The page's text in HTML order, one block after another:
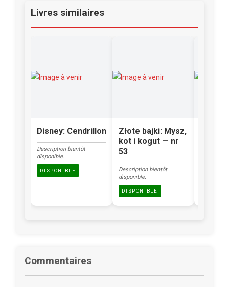
Livres similaires
Disney: Cendrillon
Description bientôt
disponible.
DISPONIBLE
Złote bajki: Mysz,
kot i kogut — nr
53
Description bientôt
disponible.
DISPONIBLE
Commentaires